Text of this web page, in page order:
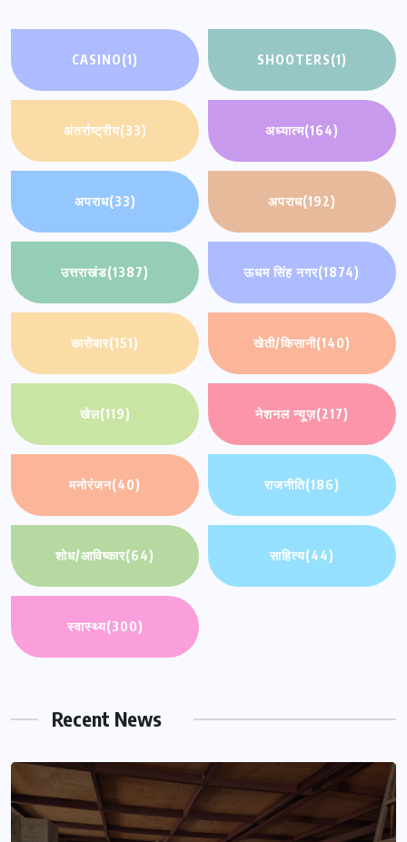
CASINO(1) SHOOTERS(1)
अंतर्राष्ट्रीय(33) अध्यात्म(164)
अपराध(33) अपराध(192)
उत्तराखंड(1387) ऊधम सिंह नगर(1874)
कारोबार(151) खेती/किसानी(140)
खेल(119) नेशनल न्यूज़(217)
मनोरंजन(40) राजनीति(186)
शोध/आविष्कार(64) साहित्य(44)
स्वास्थ्य(300)
Recent News